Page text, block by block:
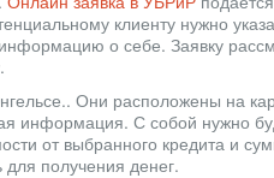
клиенту нужно
о себе. Заявку
Они расположены на
информация. С собой нужно
от выбранного кредита и
получения денег.